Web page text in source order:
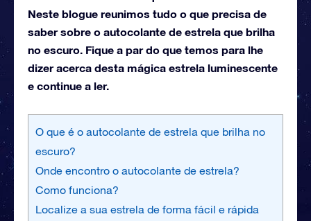
Neste blogue reunimos tudo o que precisa de
saber sobre o autocolante de estrela que brilha
no escuro. Fique a par do que temos para lhe
dizer acerca desta mágica estrela luminescente
e continue a ler.
O que é o autocolante de estrela que brilha no
escuro?
Onde encontro o autocolante de estrela?
Como funciona?
Localize a sua estrela de forma fácil e rápida